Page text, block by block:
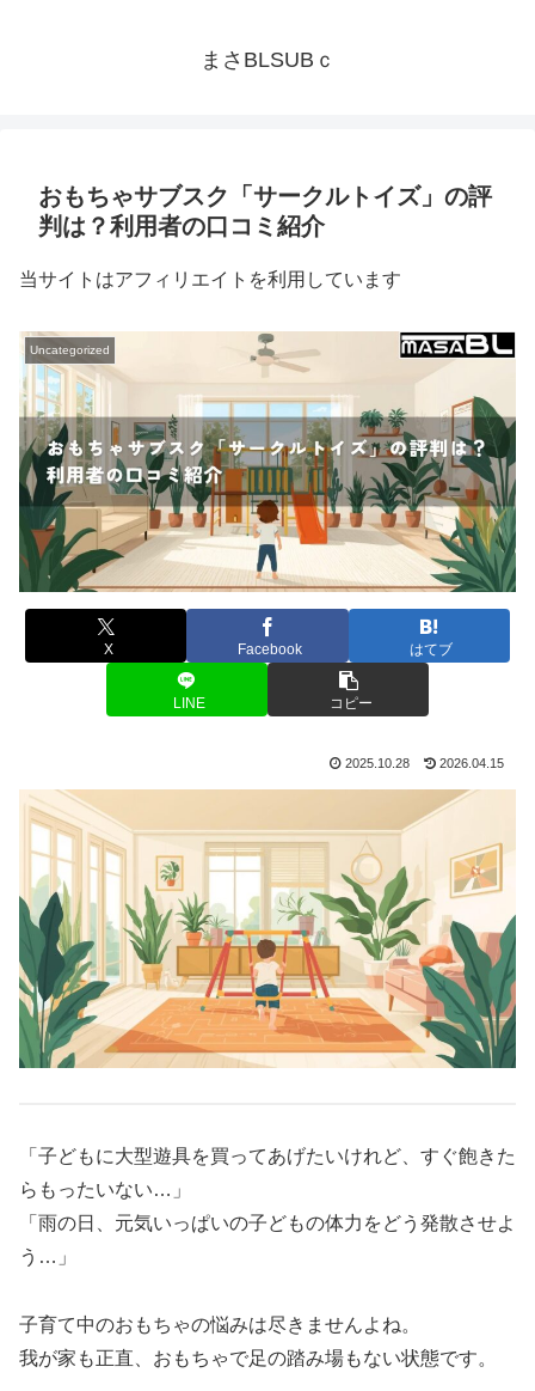
まさBLSUBｃ
おもちゃサブスク「サークルトイズ」の評
判は？利用者の口コミ紹介
当サイトはアフィリエイトを利用しています
Uncategorized
X Facebook はてブ
LINE コピー
2025.10.28 2026.04.15
「子どもに大型遊具を買ってあげたいけれど、すぐ飽きた
らもったいない…」
「雨の日、元気いっぱいの子どもの体力をどう発散させよ
う…」
子育て中のおもちゃの悩みは尽きませんよね。
我が家も正直、おもちゃで足の踏み場もない状態です。